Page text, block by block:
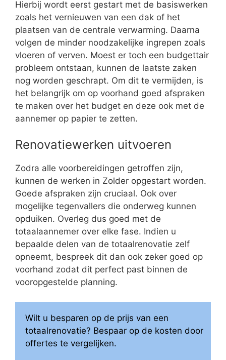
Hierbij wordt eerst gestart met de basiswerken
zoals het vernieuwen van een dak of het
plaatsen van de centrale verwarming. Daarna
volgen de minder noodzakelijke ingrepen zoals
vloeren of verven. Moest er toch een budgettair
probleem ontstaan, kunnen de laatste zaken
nog worden geschrapt. Om dit te vermijden, is
het belangrijk om op voorhand goed afspraken
te maken over het budget en deze ook met de
aannemer op papier te zetten.
Renovatiewerken uitvoeren
Zodra alle voorbereidingen getroffen zijn,
kunnen de werken in Zolder opgestart worden.
Goede afspraken zijn cruciaal. Ook over
mogelijke tegenvallers die onderweg kunnen
opduiken. Overleg dus goed met de
totaalaannemer over elke fase. Indien u
bepaalde delen van de totaalrenovatie zelf
opneemt, bespreek dit dan ook zeker goed op
voorhand zodat dit perfect past binnen de
vooropgestelde planning.
Wilt u besparen op de prijs van een
totaalrenovatie? Bespaar op de kosten door
offertes te vergelijken.